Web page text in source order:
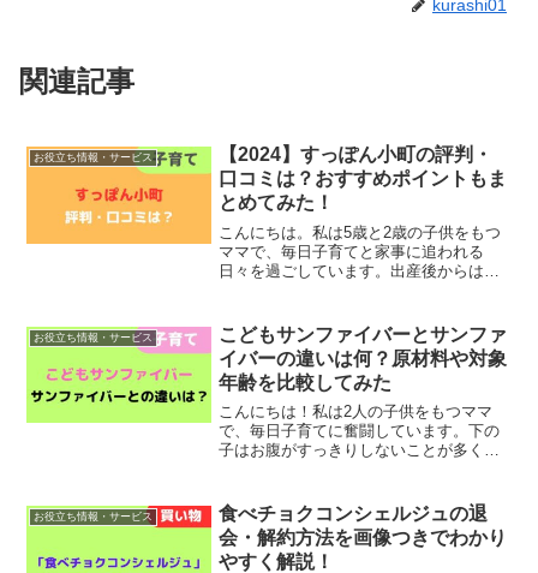
kurashi01
関連記事
お役立ち情報・サービス
【2024】すっぽん小町の評判・
口コミは？おすすめポイントもま
とめてみた！
こんにちは。私は5歳と2歳の子供をもつ
ママで、毎日子育てと家事に追われる
日々を過ごしています。出産後からは子
えています。そんなときに見つけたの
が、毎日の元気をサポートす...
お役立ち情報・サービス
こどもサンファイバーとサンファ
イバーの違いは何？原材料や対象
年齢を比較してみた
こんにちは！私は2人の子供をもつママ
で、毎日子育てに奮闘しています。下の
子はお腹がすっきりしないことが多く、
のが、水溶性食物繊維がたっぷり配合さ
れている「こどもサンファ...
お役立ち情報・サービス
食べチョクコンシェルジュの退
会・解約方法を画像つきでわかり
やすく解説！